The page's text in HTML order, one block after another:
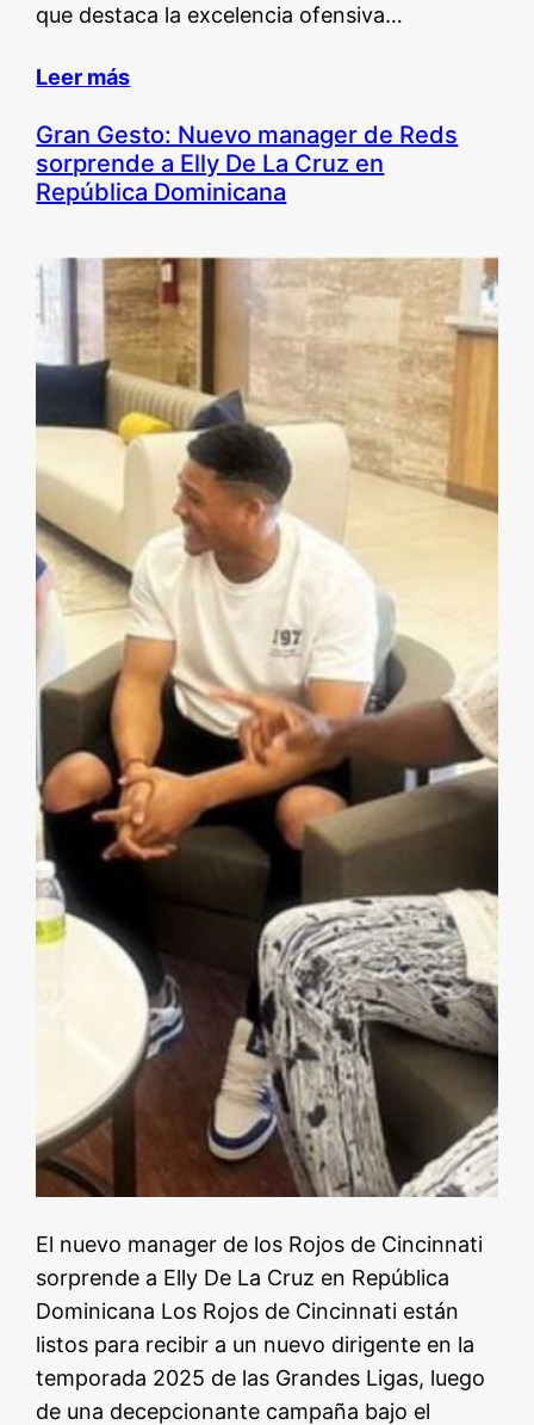
que destaca la excelencia ofensiva…
Leer más
Gran Gesto: Nuevo manager de Reds
sorprende a Elly De La Cruz en
República Dominicana
El nuevo manager de los Rojos de Cincinnati
sorprende a Elly De La Cruz en República
Dominicana Los Rojos de Cincinnati están
listos para recibir a un nuevo dirigente en la
temporada 2025 de las Grandes Ligas, luego
de una decepcionante campaña bajo el